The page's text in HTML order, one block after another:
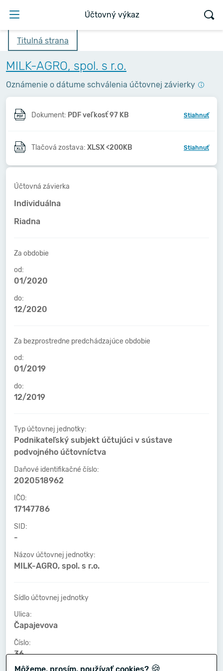
Účtovný výkaz
Titulná strana
MILK-AGRO, spol. s r.o.
Oznámenie o dátume schválenia účtovnej závierky
Dokument: PDF veľkosť 97 KB Stiahnuť
Tlačová zostava: XLSX <200KB Stiahnuť
Účtovná závierka
Individuálna
Riadna
Za obdobie
od:
01/2020
do:
12/2020
Za bezprostredne predchádzajúce obdobie
od:
01/2019
do:
12/2019
Typ účtovnej jednotky:
Podnikateľský subjekt účtujúci v sústave
podvojného účtovníctva
Daňové identifikačné číslo:
2020518962
IČO:
17147786
SID:
-
Názov účtovnej jednotky:
MILK-AGRO, spol. s r.o.
Sídlo účtovnej jednotky
Ulica:
Čapajevova
Číslo:
36
🍪